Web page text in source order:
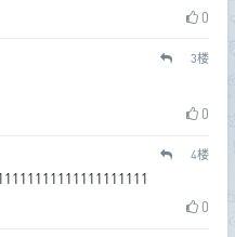
0
3楼
0
4楼
0